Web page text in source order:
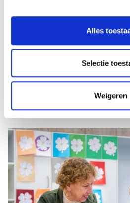
Alles
Selectie
Weigeren
willen. Ze hebben bruikbare
coaching en helpen ons met
aansluiten bij het thema en
de kinderen.’ Sasja: ‘Ik heb
organiseren, taken te
schrijven, zodat je er de
terugvallen.’